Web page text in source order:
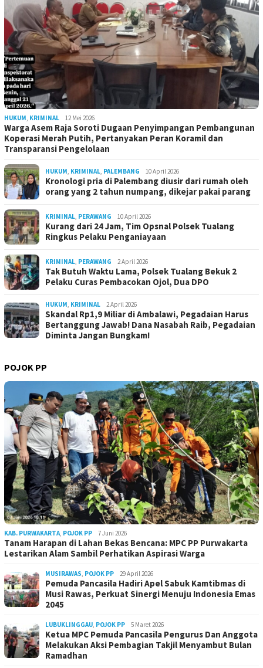
HUKUM, KRIMINAL 12 Mei 2026
Warga Asem Raja Soroti Dugaan Penyimpangan Pembangunan
Koperasi Merah Putih, Pertanyakan Peran Koramil dan
Transparansi Pengelolaan
HUKUM, KRIMINAL, PALEMBANG 10 April 2026
Kronologi pria di Palembang diusir dari rumah oleh
orang yang 2 tahun numpang, dikejar pakai parang
KRIMINAL, PERAWANG 10 April 2026
Kurang dari 24 Jam, Tim Opsnal Polsek Tualang
Ringkus Pelaku Penganiayaan
KRIMINAL, PERAWANG 2 April 2026
Tak Butuh Waktu Lama, Polsek Tualang Bekuk 2
Pelaku Curas Pembacokan Ojol, Dua DPO
HUKUM, KRIMINAL 2 April 2026
Skandal Rp1,9 Miliar di Ambalawi, Pegadaian Harus
Bertanggung Jawab! Dana Nasabah Raib, Pegadaian
Diminta Jangan Bungkam!
POJOK PP
KAB. PURWAKARTA, POJOK PP 7 Juni 2026
Tanam Harapan di Lahan Bekas Bencana: MPC PP Purwakarta
Lestarikan Alam Sambil Perhatikan Aspirasi Warga
MUSIRAWAS, POJOK PP 29 April 2026
Pemuda Pancasila Hadiri Apel Sabuk Kamtibmas di
Musi Rawas, Perkuat Sinergi Menuju Indonesia Emas
2045
LUBUKLINGGAU, POJOK PP 5 Maret 2026
Ketua MPC Pemuda Pancasila Pengurus Dan Anggota
Melakukan Aksi Pembagian Takjil Menyambut Bulan
Ramadhan